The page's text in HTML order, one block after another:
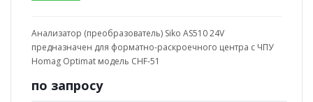
Анализатор (преобразователь) Siko AS510 24V
предназначен для форматно-раскроечного центра с ЧПУ
Homag Optimat модель CHF-51
по запросу